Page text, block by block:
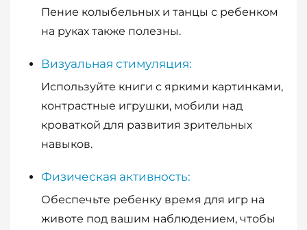
Пение колыбельных и танцы с ребенком
на руках также полезны.
Визуальная стимуляция:
Используйте книги с яркими картинками,
контрастные игрушки, мобили над
кроваткой для развития зрительных
навыков.
Физическая активность:
Обеспечьте ребенку время для игр на
животе под вашим наблюдением, чтобы